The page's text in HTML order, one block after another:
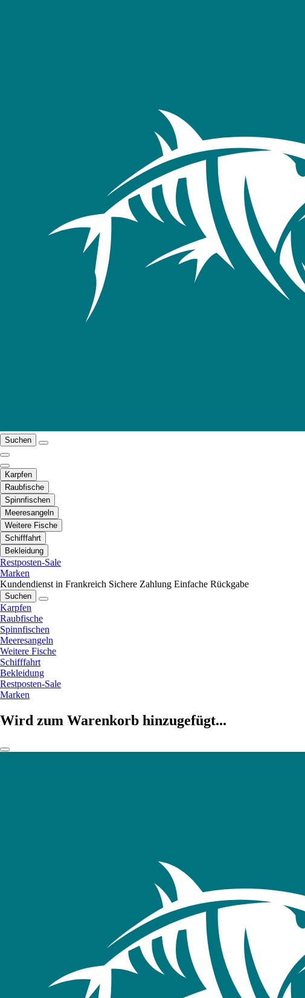
Suchen
Karpfen
Raubfische
Spinnfischen
Meeresangeln
Weitere Fische
Schifffahrt
Bekleidung
Restposten-Sale
Marken
Kundendienst in Frankreich Sichere Zahlung Einfache Rückgabe
Suchen
Karpfen
Raubfische
Spinnfischen
Meeresangeln
Weitere Fische
Schifffahrt
Bekleidung
Restposten-Sale
Marken
Wird zum Warenkorb hinzugefügt...